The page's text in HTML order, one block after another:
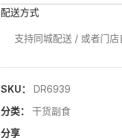
配送方式
支持同城配送 / 或者门店
SKU： DR6939
分类：
干货副食
分享